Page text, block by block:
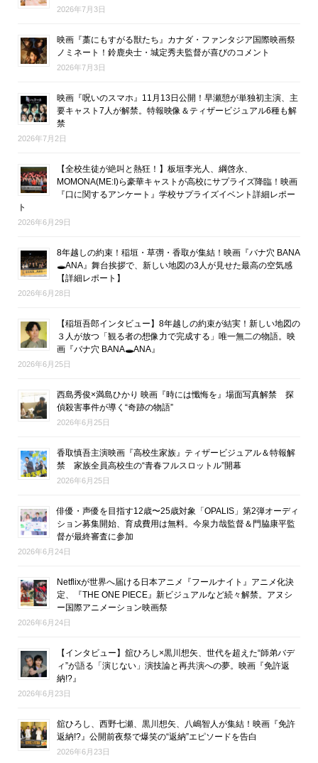
2026年7月3日
映画『藁にもすがる獣たち』カナダ・ファンタジア国際映画祭
ノミネート！鈴鹿央士・城定秀夫監督が喜びのコメント
2026年7月3日
映画『呪いのスマホ』11月13日公開！早瀬憩が単独初主演、主
要キャスト7人が解禁。特報映像＆ティザービジュアル6種も解
禁
2026年7月2日
【全校生徒が絶叫と熱狂！】板垣李光人、綱啓永、
MOMONA(ME:I)ら豪華キャストが高校にサプライズ降臨！映画
『口に関するアンケート』学校サプライズイベント詳細レポー
ト
2026年6月29日
8年越しの約束！稲垣・草彅・香取が集結！映画『バナ穴 BANA
🕳ANA』舞台挨拶で、新しい地図の3人が見せた最高の空気感
【詳細レポート】
2026年6月28日
【稲垣吾郎インタビュー】8年越しの約束が結実！新しい地図の
３人が放つ「観る者の想像力で完成する」唯一無二の物語。映
画『バナ穴 BANA🕳ANA』
2026年6月25日
西島秀俊×満島ひかり 映画『時には懺悔を』場面写真解禁 探
偵殺害事件が導く“奇跡の物語”
2026年6月25日
香取慎吾主演映画『高校生家族』ティザービジュアル＆特報解
禁 家族全員高校生の“青春フルスロットル”開幕
2026年6月25日
俳優・声優を目指す12歳〜25歳対象「OPALIS」第2弾オーディ
ション募集開始、育成費用は無料。今泉力哉監督＆門脇康平監
督が最終審査に参加
2026年6月24日
Netflixが世界へ届ける日本アニメ『フールナイト』アニメ化決
定、『THE ONE PIECE』新ビジュアルなど続々解禁。アヌシ
ー国際アニメーション映画祭
2026年6月24日
【インタビュー】舘ひろし×黒川想矢、世代を超えた“師弟バデ
ィ”が語る「演じない」演技論と再共演への夢。映画『免許返
納!?』
2026年6月23日
舘ひろし、西野七瀬、黒川想矢、八嶋智人が集結！映画『免許
返納!?』公開前夜祭で爆笑の“返納”エピソードを告白
2026年6月23日